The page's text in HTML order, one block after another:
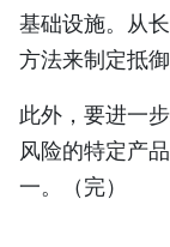
基础设施。从
方法来制定抵
此外，要进一
风险的特定产
一。（完）